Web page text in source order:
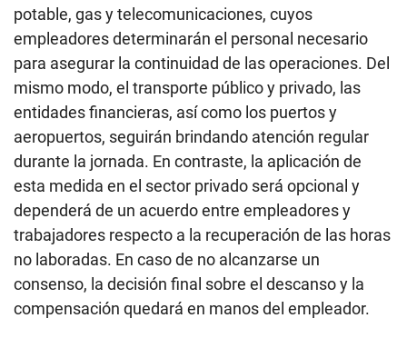
potable, gas y telecomunicaciones, cuyos
empleadores determinarán el personal necesario
para asegurar la continuidad de las operaciones. Del
mismo modo, el transporte público y privado, las
entidades financieras, así como los puertos y
aeropuertos, seguirán brindando atención regular
durante la jornada. En contraste, la aplicación de
esta medida en el sector privado será opcional y
dependerá de un acuerdo entre empleadores y
trabajadores respecto a la recuperación de las horas
no laboradas. En caso de no alcanzarse un
consenso, la decisión final sobre el descanso y la
compensación quedará en manos del empleador.